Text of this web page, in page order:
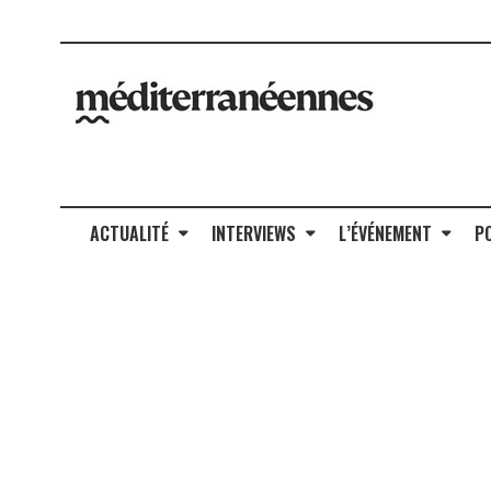
ACTUALITÉ INTERVIEWS L’ÉVÉNEMENT